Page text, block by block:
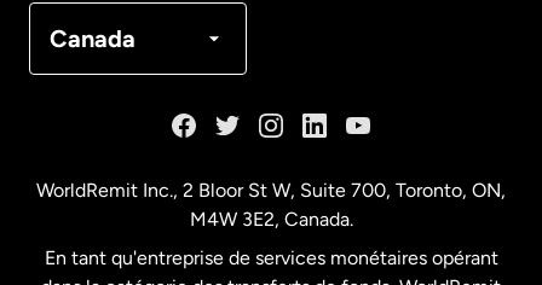
Canada
Français
WorldRemit Inc., 2 Bloor St W, Suite 700, Toronto, ON,
M4W 3E2, Canada.
En tant qu'entreprise de services monétaires opérant